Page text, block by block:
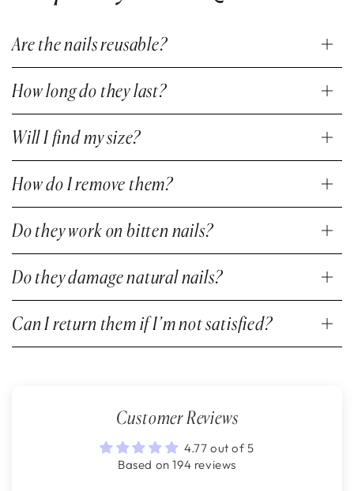
Are the nails reusable?
How long do they last?
Will I find my size?
How do I remove them?
Do they work on bitten nails?
Do they damage natural nails?
Can I return them if I’m not satisfied?
Customer Reviews
4.77 out of 5
Based on 194 reviews